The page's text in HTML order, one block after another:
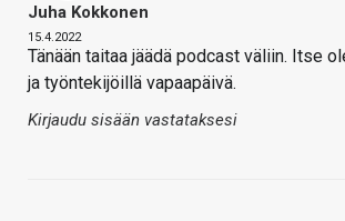
Juha Kokkonen
15.4.2022
Tänään taitaa jäädä podcast väliin. Itse
ja työntekijöillä vapaapäivä.
Kirjaudu sisään vastataksesi